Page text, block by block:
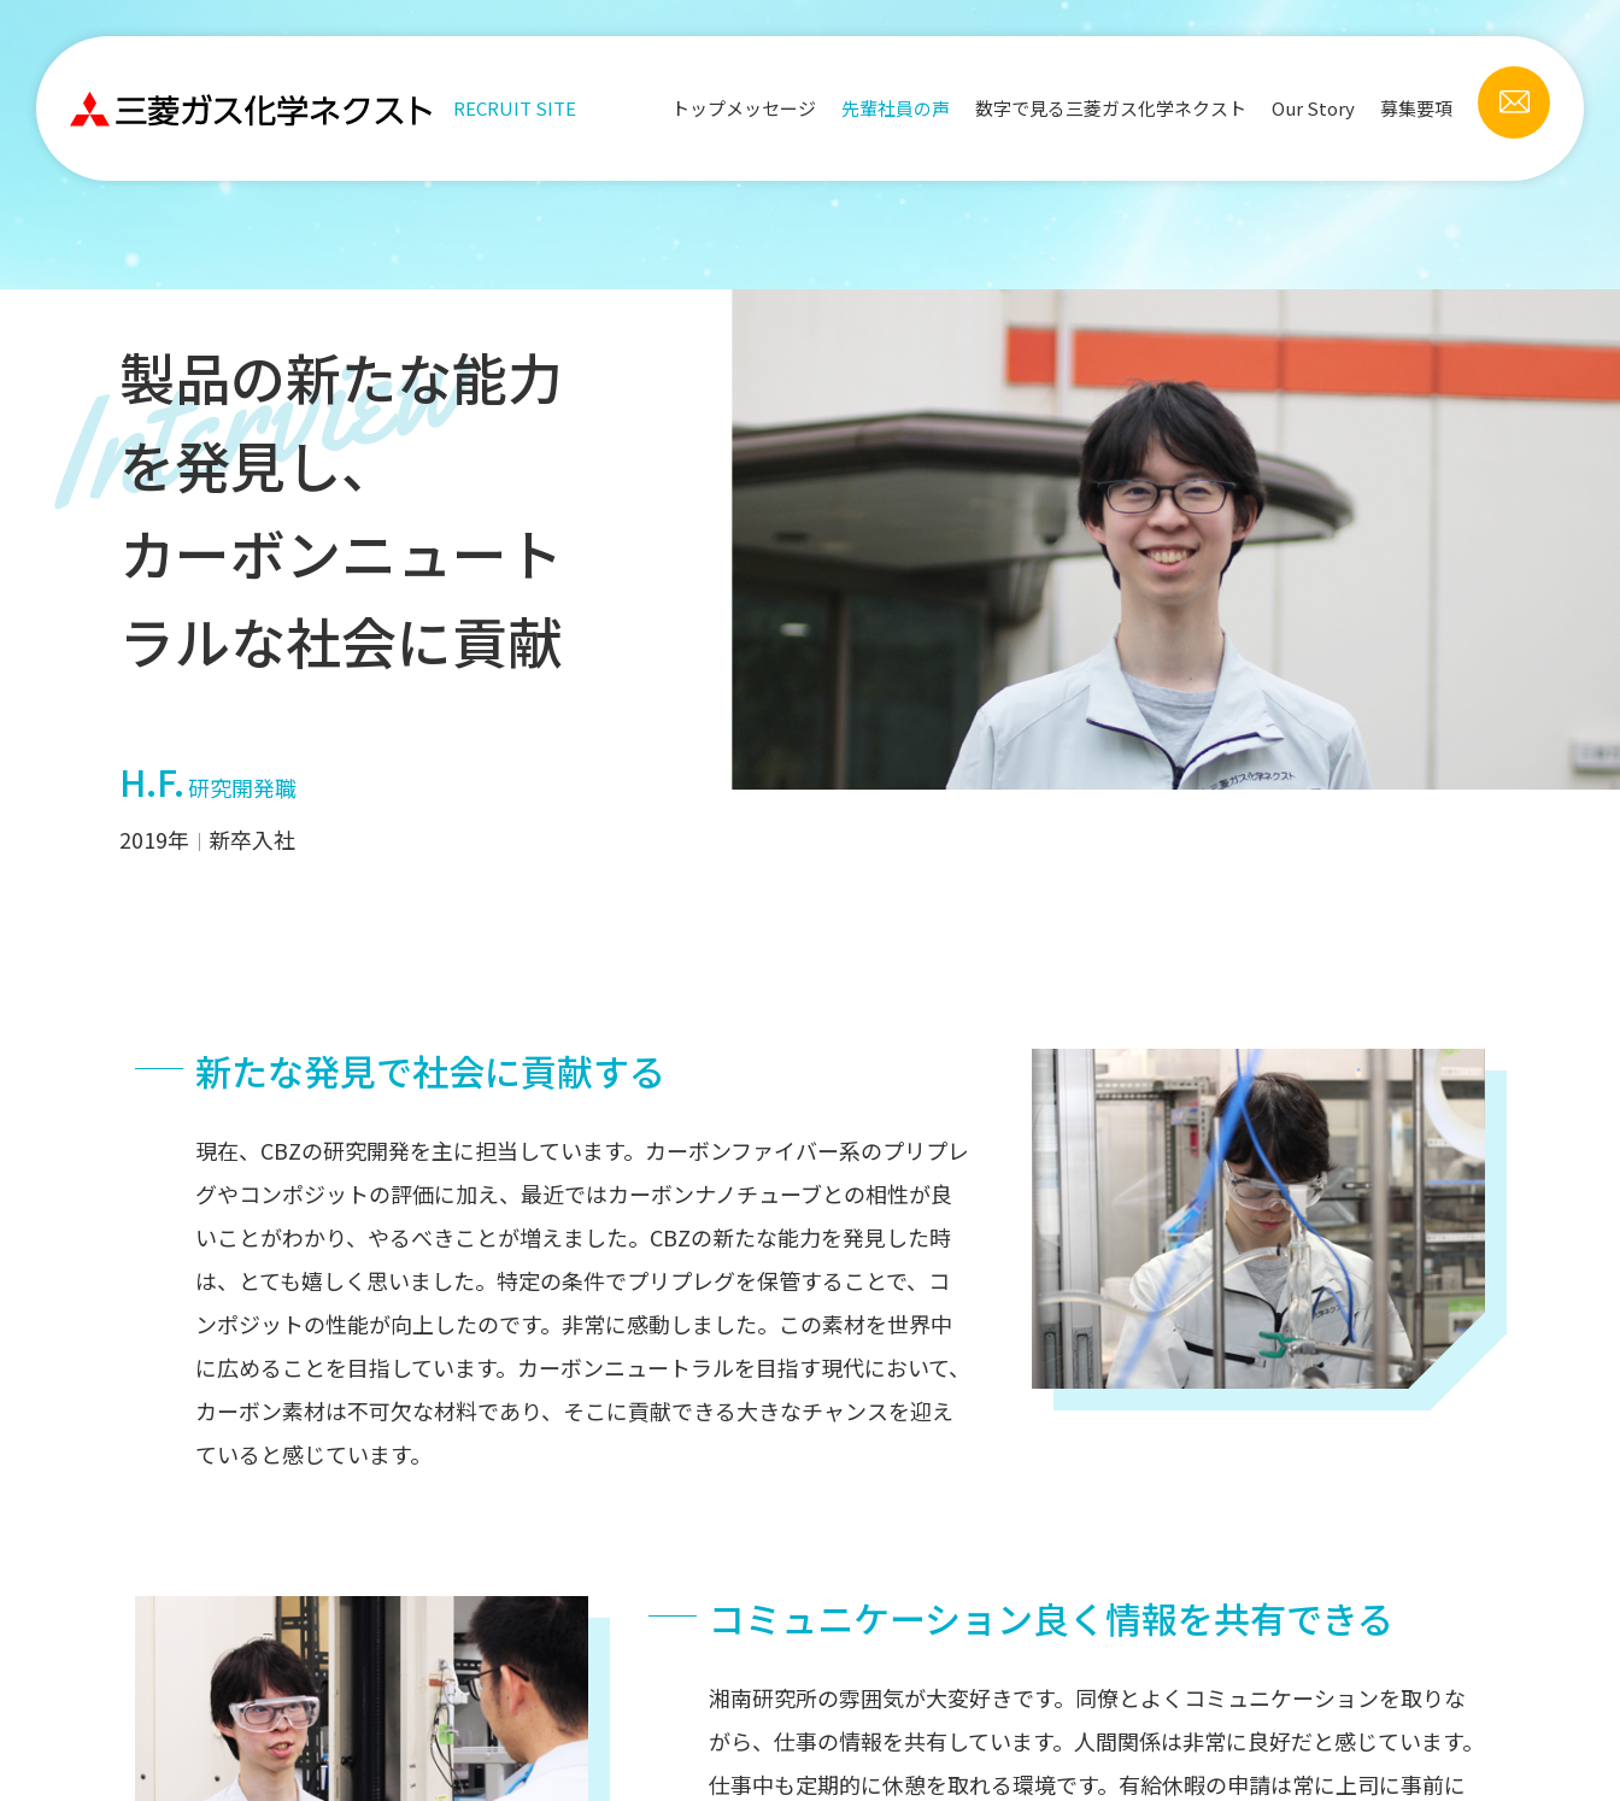
RECRUIT SITE トップメッセージ 先輩社員の声 数字で見る三菱ガス化学ネクスト Our Story 募集要項
Interview
製品の新たな能力
を発見し、
カーボンニュート
ラルな社会に貢献
H.F.研究開発職
2019年
新卒入社
新たな発見で社会に貢献する
現在、CBZの研究開発を主に担当しています。カーボンファイバー系のプリプレ
グやコンポジットの評価に加え、最近ではカーボンナノチューブとの相性が良
いことがわかり、やるべきことが増えました。CBZの新たな能力を発見した時
は、とても嬉しく思いました。特定の条件でプリプレグを保管することで、コ
ンポジットの性能が向上したのです。非常に感動しました。この素材を世界中
に広めることを目指しています。カーボンニュートラルを目指す現代において、
カーボン素材は不可欠な材料であり、そこに貢献できる大きなチャンスを迎え
ていると感じています。
コミュニケーション良く情報を共有できる
湘南研究所の雰囲気が大変好きです。同僚とよくコミュニケーションを取りな
がら、仕事の情報を共有しています。人間関係は非常に良好だと感じています。
仕事中も定期的に休憩を取れる環境です。有給休暇の申請は常に上司に事前に